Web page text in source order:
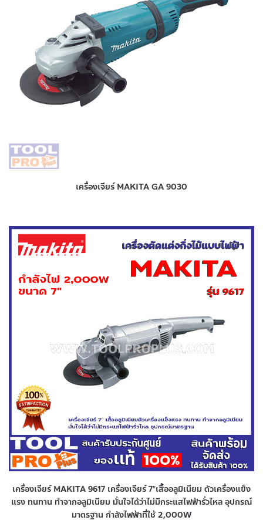
เครื่องเจียร์ MAKITA GA 9030
เครื่องเจียร์ MAKITA 9617 เครื่องเจียร์ 7″เสื้ออลูมิเนียม ตัวเครื่องแข็ง
แรง ทนทาน ทำจากอลูมิเนียม มั่นใจได้ว่าไม่มีกระแสไฟฟ้ารั่วไหล อุปกรณ์
มาตรฐาน กำลังไฟฟ้าที่ใช้ 2,000W